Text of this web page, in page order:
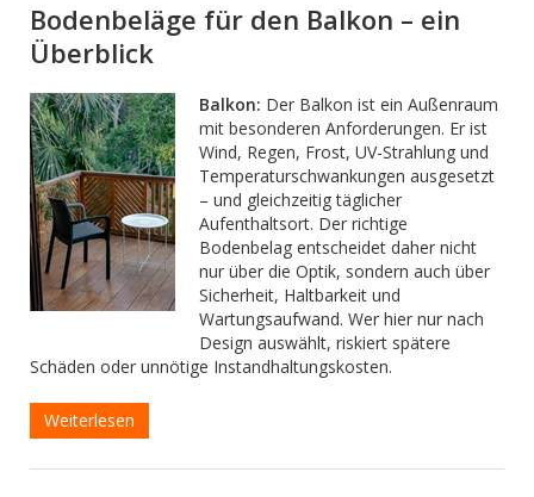
Bodenbeläge für den Balkon – ein
Überblick
Balkon: Der Balkon ist ein Außenraum
mit besonderen Anforderungen. Er ist
Wind, Regen, Frost, UV-Strahlung und
Temperaturschwankungen ausgesetzt
– und gleichzeitig täglicher
Aufenthaltsort. Der richtige
Bodenbelag entscheidet daher nicht
nur über die Optik, sondern auch über
Sicherheit, Haltbarkeit und
Wartungsaufwand. Wer hier nur nach
Design auswählt, riskiert spätere
Schäden oder unnötige Instandhaltungskosten.
Weiterlesen